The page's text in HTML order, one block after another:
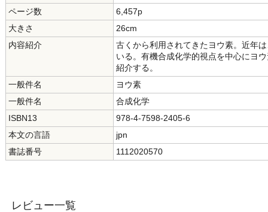
ページ数
6,457p
大きさ
26cm
内容紹介
古くから利用されてきたヨウ素。近年
いる。有機合成化学的視点を中心にヨ
紹介する。
一般件名
ヨウ素
一般件名
合成化学
ISBN13
978-4-7598-2405-6
本文の言語
jpn
書誌番号
1112020570
レビュー一覧